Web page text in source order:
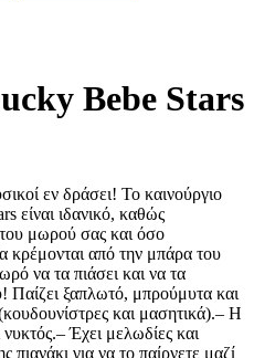
Bebe Stars
εν δράσει! Το καινούργιο
είναι ιδανικό, καθώς
του μωρού σας και όσο
κρέμονται από την μπάρα του
να τα πιάσει και να τα
Παίζει ξαπλωτό, μπρούμυτα και
και μασητικά).– Η
Έχει μελωδίες και
για να το παίρνετε μαζί